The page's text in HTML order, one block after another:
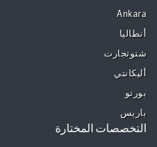
Ankara
أنطاليا
شتوتجارت
أليكانتي
بورتو
باريس
التخصصات المختارة